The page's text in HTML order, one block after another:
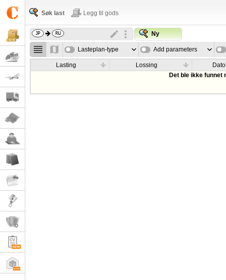
Søk last Legg til gods
Ny
Lasteplan-type Add parameters
Lasting Lossing
Dato
Det ble ikke funnet